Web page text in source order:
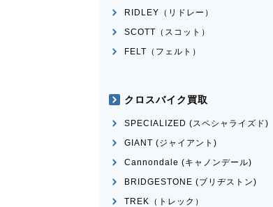
RIDLEY（リドレー）
SCOTT（スコット）
FELT（フェルト）
クロスバイク買取
SPECIALIZED (スペシャライズド)
GIANT (ジャイアント)
Cannondale (キャノンデール)
BRIDGESTONE (ブリヂストン)
TREK（トレック）